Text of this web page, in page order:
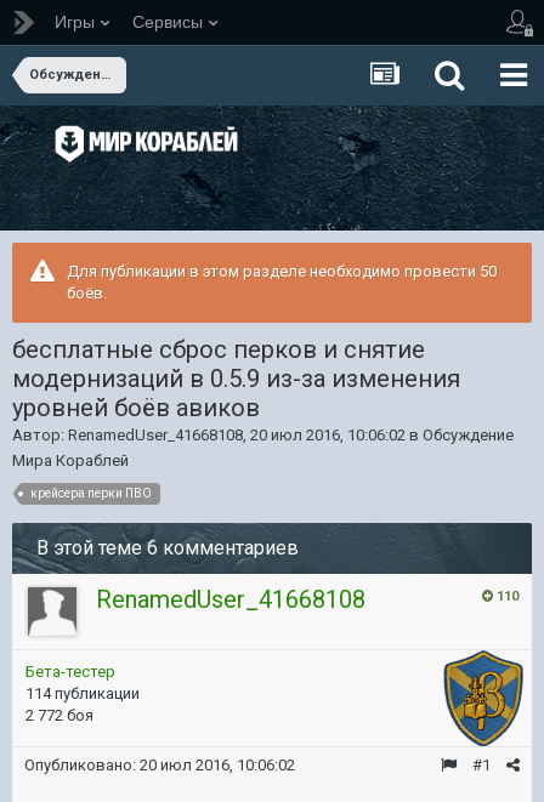
Игры Сервисы
Обсуждение Мира Кораблей
Для публикации в этом разделе необходимо провести 50
боёв.
бесплатные сброс перков и снятие
модернизаций в 0.5.9 из-за изменения
уровней боёв авиков
Автор: RenamedUser_41668108, 20 июл 2016, 10:06:02 в Обсуждение
Мира Кораблей
крейсера перки ПВО
В этой теме 6 комментариев
110
RenamedUser_41668108
Бета-тестер
114 публикации
2 772 боя
#1
Опубликовано: 20 июл 2016, 10:06:02